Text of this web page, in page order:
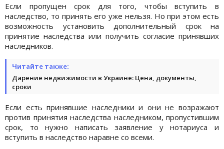
Если пропущен срок для того, чтобы вступить в
наследство, то принять его уже нельзя. Но при этом есть
возможность установить дополнительный срок на
принятие наследства или получить согласие принявших
наследников.
Читайте также:
Дарение недвижимости в Украине: Цена, документы,
сроки
Если есть принявшие наследники и они не возражают
против принятия наследства наследником, пропустившим
срок, то нужно написать заявление у нотариуса и
вступить в наследство наравне со всеми.